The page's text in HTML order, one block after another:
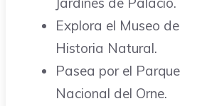
Explora el Museo de
Historia Natural.
Pasea por el Parque
Nacional del Orne.